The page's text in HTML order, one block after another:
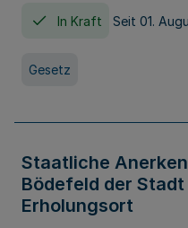
In Kraft Seit 01.
Gesetz
Staatliche
Bödefeld der
Erholungsort